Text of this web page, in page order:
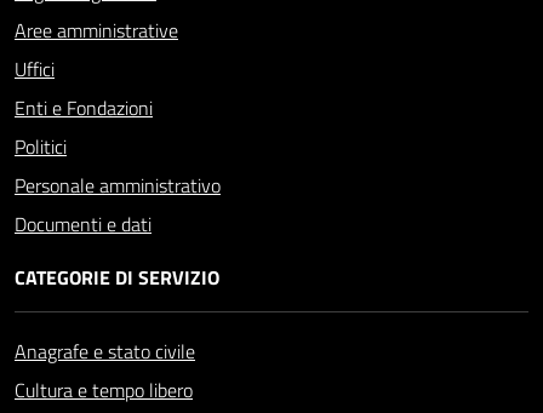
Aree amministrative
Uffici
Enti e Fondazioni
Politici
Personale amministrativo
Documenti e dati
CATEGORIE DI SERVIZIO
Anagrafe e stato civile
Cultura e tempo libero